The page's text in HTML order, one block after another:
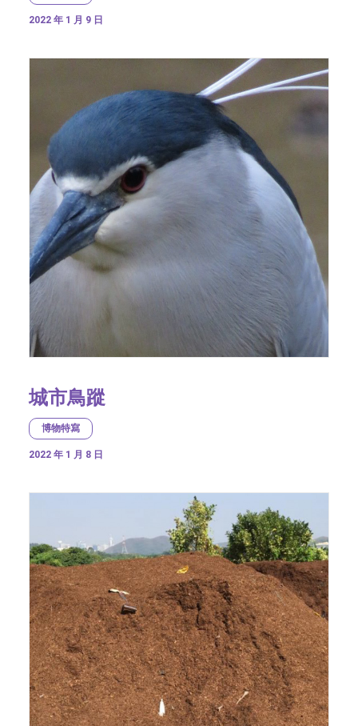
2022 年 1 月 9 日
城市鳥蹤
博物特寫
2022 年 1 月 8 日